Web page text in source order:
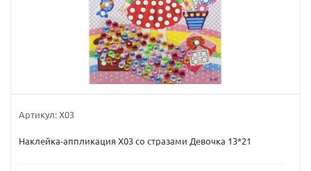
Артикул: X03
Наклейка-аппликация X03 со стразами Девочка 13*21